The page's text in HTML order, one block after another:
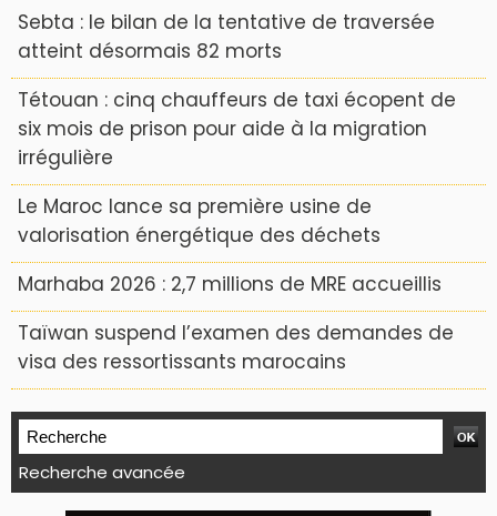
Sebta : le bilan de la tentative de traversée
atteint désormais 82 morts
Tétouan : cinq chauffeurs de taxi écopent de
six mois de prison pour aide à la migration
irrégulière
Le Maroc lance sa première usine de
valorisation énergétique des déchets
Marhaba 2026 : 2,7 millions de MRE accueillis
Taïwan suspend l’examen des demandes de
visa des ressortissants marocains
Recherche avancée